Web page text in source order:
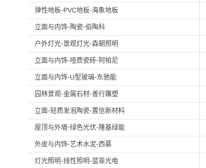
弹性地板-PVC地板-海象地板
立面与内饰-陶瓷-伯陶科
户外灯光-景观灯光-森朝照明
立面与内饰-哑质瓷砖-阿帕尼
立面与内饰-U型玻璃-东驰能
园林景观-金属石材-善行雕塑
立面-轻质发泡陶瓷-置信新材料
屋顶与外墙-绿色光伏-隆基绿能
外皮与内饰-艺术水泥-西慕
灯光照明-线性照明-蓝菲光电